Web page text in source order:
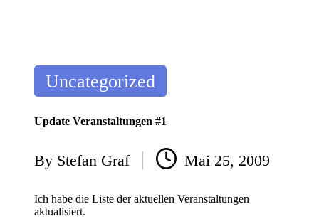
Posted
in
Uncategorized
Update Veranstaltungen #1
Posted
by
By Stefan Graf Mai 25, 2009
Ich habe die Liste der aktuellen Veranstaltungen
aktualisiert.